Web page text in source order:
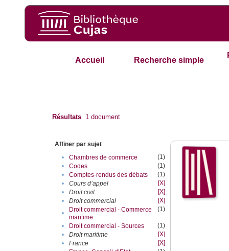
Accueil Recherche simple
Résultats 1 document
Affiner par sujet
•
Chambres de commerce
(1)
•
Codes
(1)
•
Comptes-rendus des débats
(1)
•
Cours d’appel
[X]
•
Droit civil
[X]
•
Droit commercial
[X]
•
Droit commercial - Commerce
maritime
(1)
• Droit commercial - Sources
(1)
•
Droit maritime
[X]
•
France
[X]